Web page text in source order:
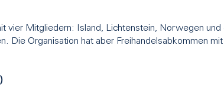
vier Mitgliedern: Island, Lichtenstein, Norwegen
Die Organisation hat aber Freihandelsabkommen